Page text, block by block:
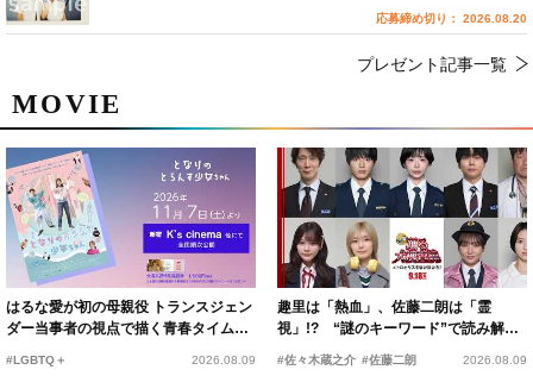
MOVIE
はるな愛が初の母親役 トランスジェン
ダー当事者の視点で描く青春タイムス
#LGBTQ＋ 2026.08.09
趣里は「熱血」、佐藤二朗は「霊
視」!? “謎のキーワード”で読み解く
『踊る大捜査線 N.E.W.』新メンバー
#佐々木蔵之介 #佐藤二朗 2026.08.09
応募締め切り： 2026.08.20
プレゼント記事一覧